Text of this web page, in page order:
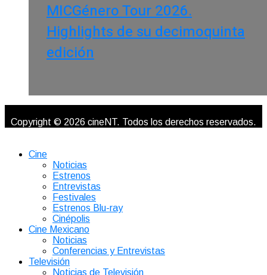
MICGénero Tour 2026.
Highlights de su decimoquinta
edición
Copyright © 2026 cineNT. Todos los derechos reservados.
Cine
Noticias
Estrenos
Entrevistas
Festivales
Estrenos Blu-ray
Cinépolis
Cine Mexicano
Noticias
Conferencias y Entrevistas
Televisión
Noticias de Televisión